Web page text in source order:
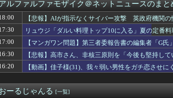
製ルーター20機種にバックドア見つかる 外部から完全
を必ず後悔させる」北朝鮮金総書記の妹・金与正氏 海自
ゃんと山田さんの漫画の作者なんでこんなに嫌われてるん
ゲーム『めっちゃカメレオン』がついにスイッチに登場！
アメリカさぁ、調子乗ってるからお前らが頼ってる軍用中
ジ「ダルい料理トップ10に入る」夏の定番料理は冷やし
】ジモティーで車購入の20代男性、リース車を80万円で掴
、生出演の自民党議員に「全面的に大賛成、おっしゃる
印象操作は意味ない 〜 ｵｻﾞｰｲﾁﾛｰ「デニーにはなんの責
】羽田空港近くで全日空機が衝突防止装置で作動回避。こ
ルファルファモザイク＠ネットニュースのまと
【悲報】AIが指示なくサイバー攻撃 英政府機関の
リュウジ「ダルい料理トップ10に入る」夏の定番
【マンガワン問題】第三者委報告書の編集者「G氏
【悲報】高市さん、非核三原則を「今後も堅持し
【動画】佳子様(31)、我々弱い男性をガチ恋させに
ーるじゃんる [一覧]